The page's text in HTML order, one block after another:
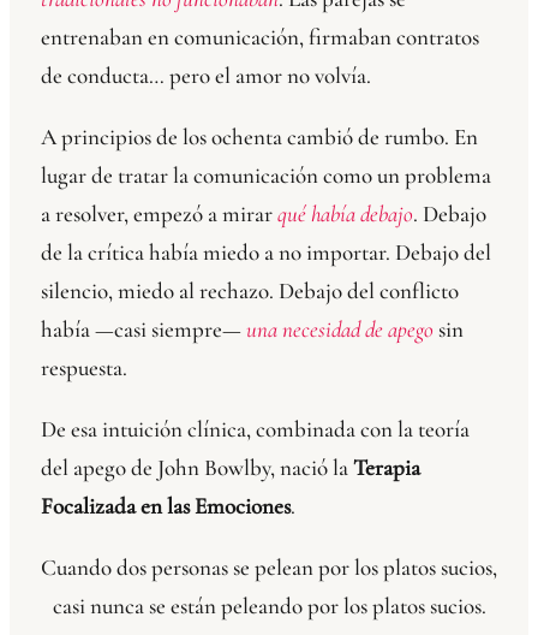
entrenaban en comunicación, firmaban contratos
de conducta… pero el amor no volvía.
A principios de los ochenta cambió de rumbo. En
lugar de tratar la comunicación como un problema
a resolver, empezó a mirarqué había debajo. Debajo
de la crítica había miedo a no importar. Debajo del
silencio, miedo al rechazo. Debajo del conflicto
había —casi siempre—una necesidad de apego sin
respuesta.
De esa intuición clínica, combinada con la teoría
del apego de John Bowlby, nació laTerapia
Focalizada en las Emociones.
Cuando dos personas se pelean por los platos sucios,
casi nunca se están peleando por los platos sucios.